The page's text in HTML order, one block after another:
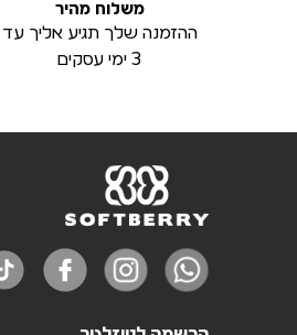
משלוח מהיר
ההזמנה שלך תגיע אליך עד
3 ימי עסקים